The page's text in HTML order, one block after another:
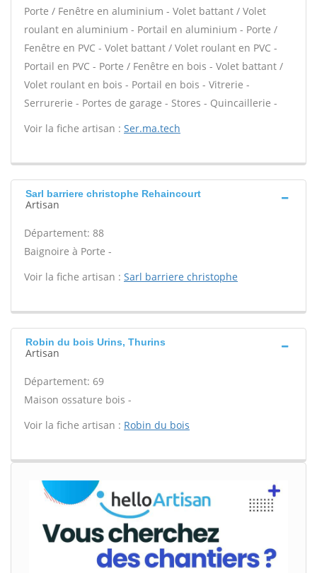
Porte / Fenêtre en aluminium - Volet battant / Volet
roulant en aluminium - Portail en aluminium - Porte /
Fenêtre en PVC - Volet battant / Volet roulant en PVC -
Portail en PVC - Porte / Fenêtre en bois - Volet battant /
Volet roulant en bois - Portail en bois - Vitrerie -
Serrurerie - Portes de garage - Stores - Quincaillerie -
Voir la fiche artisan : Ser.ma.tech
Sarl barriere christophe Rehaincourt
Artisan
Département: 88
Baignoire à Porte -
Voir la fiche artisan : Sarl barriere christophe
Robin du bois Urins, Thurins
Artisan
Département: 69
Maison ossature bois -
Voir la fiche artisan : Robin du bois